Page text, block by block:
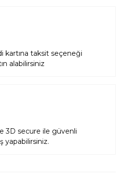
kartına taksit seçeneği
alabilirsiniz
3D secure ile güvenli
yapabilirsiniz.